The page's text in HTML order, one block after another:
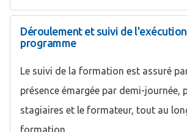
Déroulement et suivi de
programme
Le suivi de la formation est assuré
présence émargée par demi-journée,
stagiaires et le formateur, tout au
formation.